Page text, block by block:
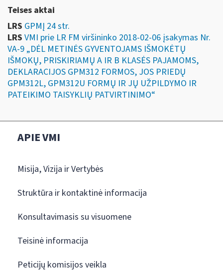
Teises aktai
LRS GPMĮ 24 str.
LRS VMI prie LR FM viršininko 2018-02-06 įsakymas Nr.
VA-9 „DĖL METINĖS GYVENTOJAMS IŠMOKĖTŲ
IŠMOKŲ, PRISKIRIAMŲ A IR B KLASĖS PAJAMOMS,
DEKLARACIJOS GPM312 FORMOS, JOS PRIEDŲ
GPM312L, GPM312U FORMŲ IR JŲ UŽPILDYMO IR
PATEIKIMO TAISYKLIŲ PATVIRTINIMO“
APIE VMI
Misija, Vizija ir Vertybės
Struktūra ir kontaktinė informacija
Konsultavimasis su visuomene
Teisinė informacija
Peticijų komisijos veikla